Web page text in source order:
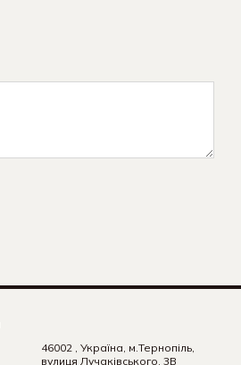
46002 , Україна, м.Тернопіль,
вулиця Лучаківського, 3В